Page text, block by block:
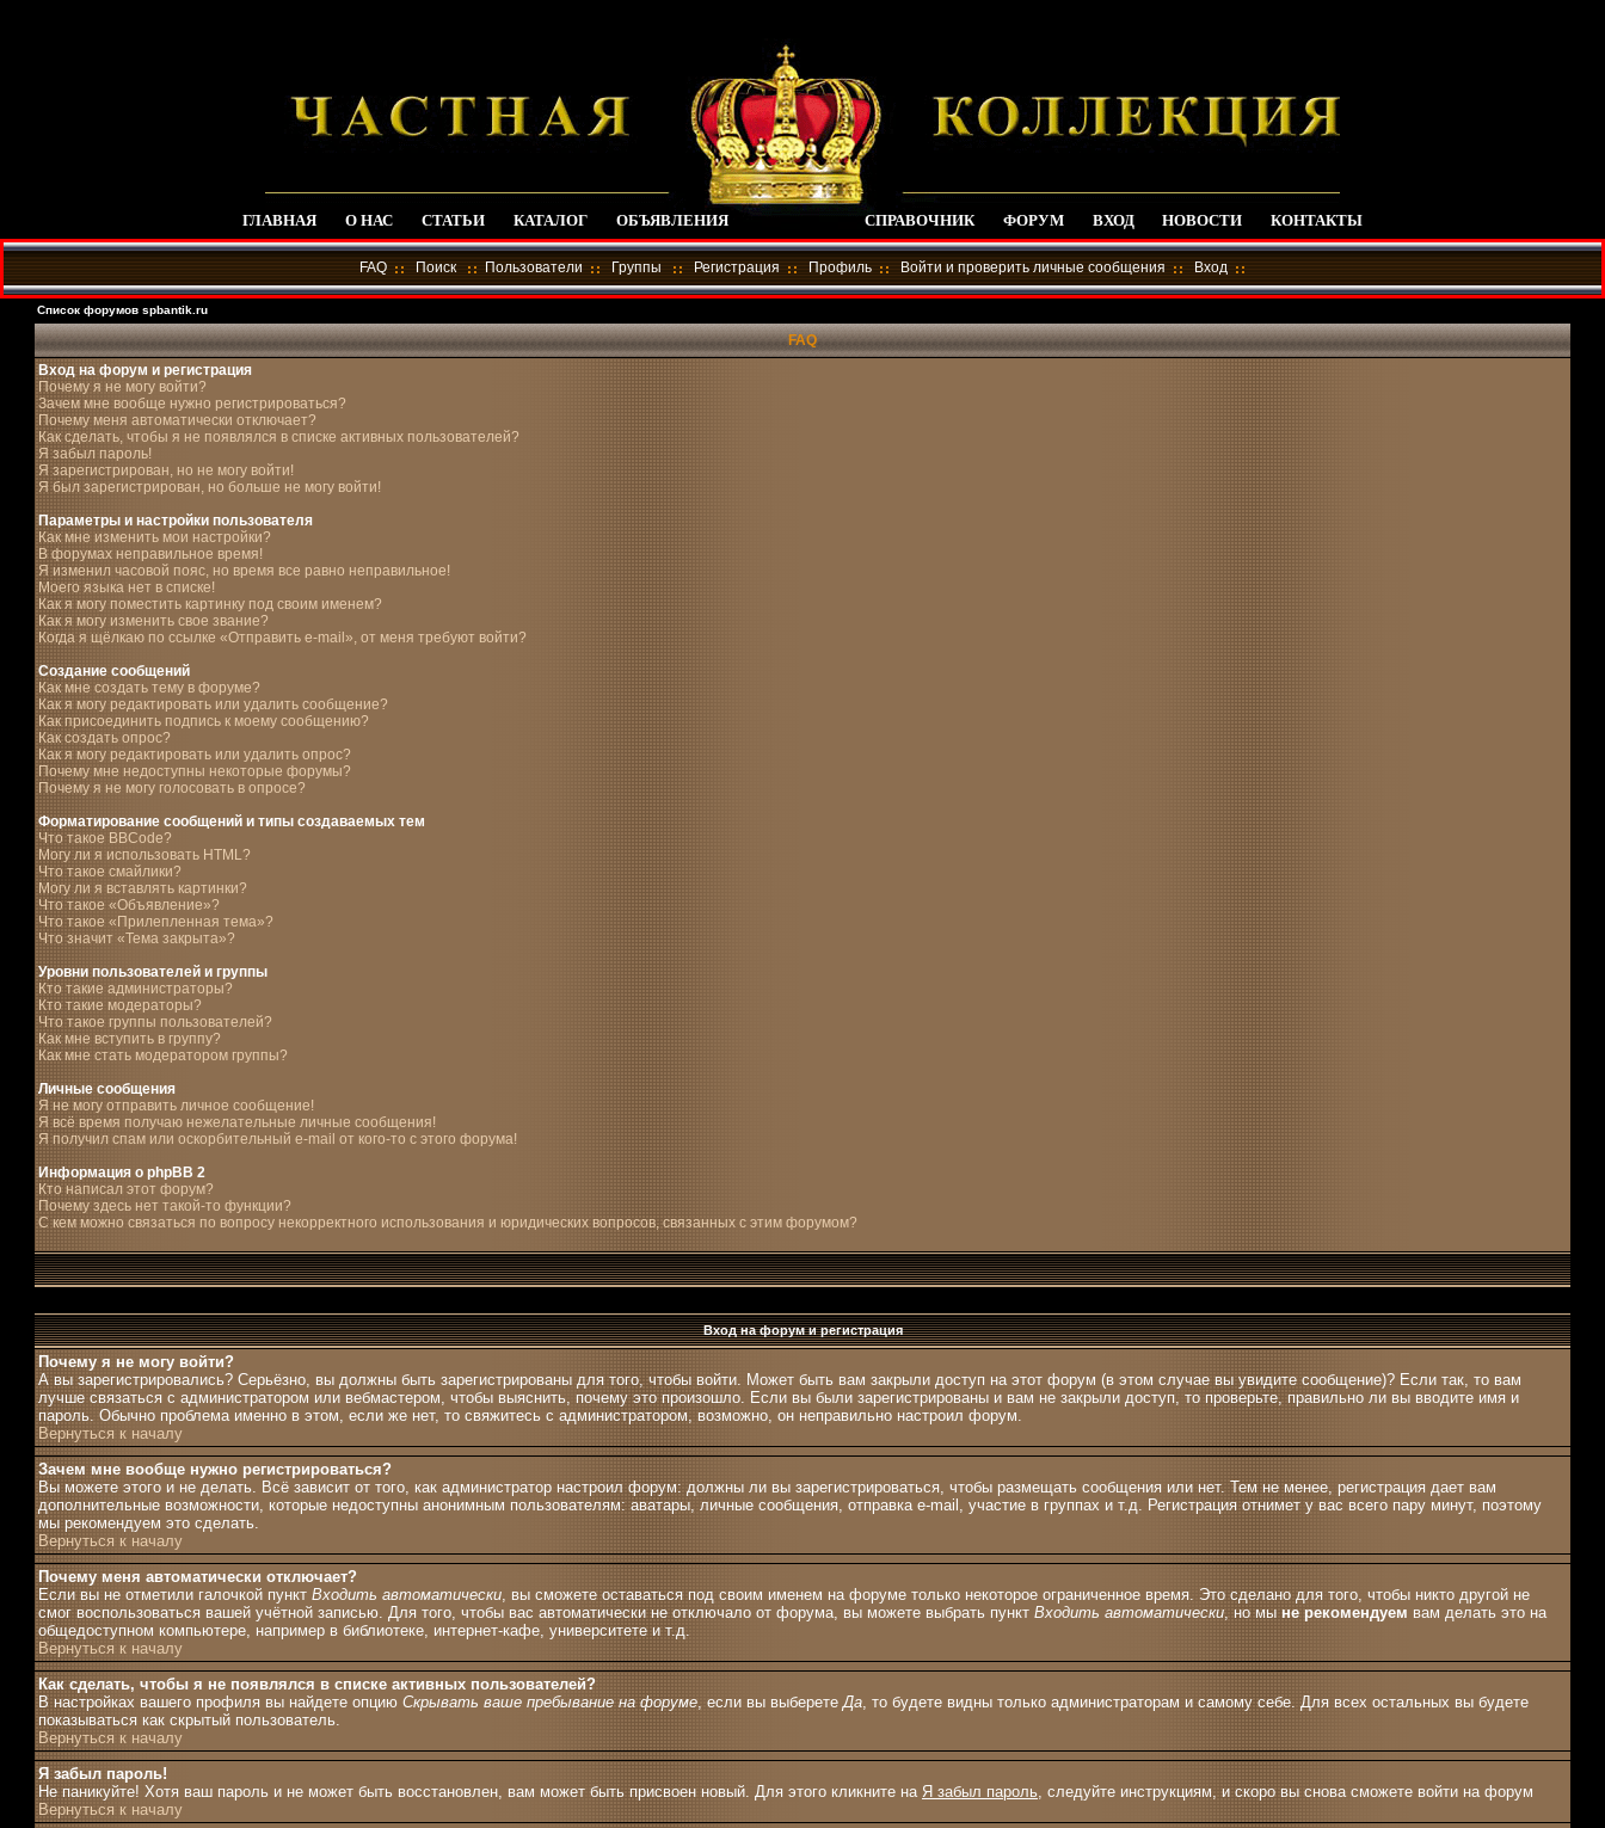
ГЛАВНАЯ О НАС СТАТЬИ КАТАЛОГ ОБЪЯВЛЕНИЯ СПРАВОЧНИК ФОРУМ ВХОД НОВОСТИ КОНТАКТЫ
FAQ Поиск Пользователи Группы Регистрация Профиль Войти и проверить личные сообщения Вход
Список форумов spbantik.ru
FAQ
Вход на форум и регистрация
Почему я не могу войти?
Зачем мне вообще нужно регистрироваться?
Почему меня автоматически отключает?
Как сделать, чтобы я не появлялся в списке активных пользователей?
Я забыл пароль!
Я зарегистрирован, но не могу войти!
Я был зарегистрирован, но больше не могу войти!
Параметры и настройки пользователя
Как мне изменить мои настройки?
В форумах неправильное время!
Я изменил часовой пояс, но время все равно неправильное!
Моего языка нет в списке!
Как я могу поместить картинку под своим именем?
Как я могу изменить свое звание?
Когда я щёлкаю по ссылке «Отправить e-mail», от меня требуют войти?
Создание сообщений
Как мне создать тему в форуме?
Как я могу редактировать или удалить сообщение?
Как присоединить подпись к моему сообщению?
Как создать опрос?
Как я могу редактировать или удалить опрос?
Почему мне недоступны некоторые форумы?
Почему я не могу голосовать в опросе?
Форматирование сообщений и типы создаваемых тем
Что такое BBCode?
Могу ли я использовать HTML?
Что такое смайлики?
Могу ли я вставлять картинки?
Что такое «Объявление»?
Что такое «Прилепленная тема»?
Что значит «Тема закрыта»?
Уровни пользователей и группы
Кто такие администраторы?
Кто такие модераторы?
Что такое группы пользователей?
Как мне вступить в группу?
Как мне стать модератором группы?
Личные сообщения
Я не могу отправить личное сообщение!
Я всё время получаю нежелательные личные сообщения!
Я получил спам или оскорбительный e-mail от кого-то с этого форума!
Информация о phpBB 2
Кто написал этот форум?
Почему здесь нет такой-то функции?
С кем можно связаться по вопросу некорректного использования и юридических вопросов, связанных с этим форумом?
Вход на форум и регистрация
Почему я не могу войти?
А вы зарегистрировались? Серьёзно, вы должны быть зарегистрированы для того, чтобы войти. Может быть вам закрыли доступ на этот форум (в этом случае вы увидите сообщение)? Если так, то вам
лучше связаться с администратором или вебмастером, чтобы выяснить, почему это произошло. Если вы были зарегистрированы и вам не закрыли доступ, то проверьте, правильно ли вы вводите имя и
пароль. Обычно проблема именно в этом, если же нет, то свяжитесь с администратором, возможно, он неправильно настроил форум.
Вернуться к началу
Зачем мне вообще нужно регистрироваться?
Вы можете этого и не делать. Всё зависит от того, как администратор настроил форум: должны ли вы зарегистрироваться, чтобы размещать сообщения или нет. Тем не менее, регистрация дает вам
дополнительные возможности, которые недоступны анонимным пользователям: аватары, личные сообщения, отправка e-mail, участие в группах и т.д. Регистрация отнимет у вас всего пару минут, поэтому
мы рекомендуем это сделать.
Вернуться к началу
Почему меня автоматически отключает?
Если вы не отметили галочкой пункт Входить автоматически, вы сможете оставаться под своим именем на форуме только некоторое ограниченное время. Это сделано для того, чтобы никто другой не
смог воспользоваться вашей учётной записью. Для того, чтобы вас автоматически не отключало от форума, вы можете выбрать пункт Входить автоматически, но мы не рекомендуем вам делать это на
общедоступном компьютере, например в библиотеке, интернет-кафе, университете и т.д.
Вернуться к началу
Как сделать, чтобы я не появлялся в списке активных пользователей?
В настройках вашего профиля вы найдете опцию Скрывать ваше пребывание на форуме, если вы выберетеДа, то будете видны только администраторам и самому себе. Для всех остальных вы будете
показываться как скрытый пользователь.
Вернуться к началу
Я забыл пароль!
Не паникуйте! Хотя ваш пароль и не может быть восстановлен, вам может быть присвоен новый. Для этого кликните на Я забыл пароль, следуйте инструкциям, и скоро вы снова сможете войти на форум
Вернуться к началу